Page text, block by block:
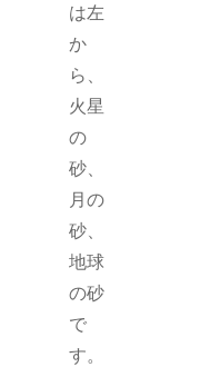
は左
か
ら、
火星
の
砂、
月の
砂、
地球
の砂
で
す。